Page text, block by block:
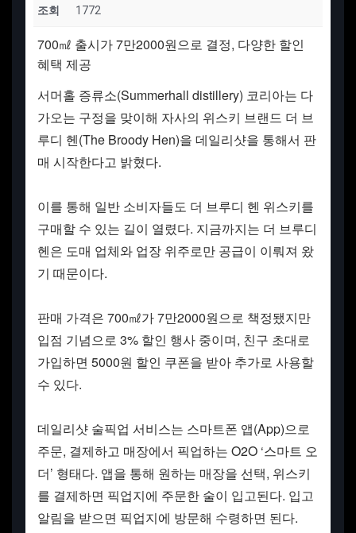
조회 1772
700㎖ 출시가 7만2000원으로 결정, 다양한 할인
혜택 제공
서머홀 증류소(Summerhall distillery) 코리아는 다
가오는 구정을 맞이해 자사의 위스키 브랜드 더 브
루디 헨(The Broody Hen)을 데일리샷을 통해서 판
매 시작한다고 밝혔다.
이를 통해 일반 소비자들도 더 브루디 헨 위스키를
구매할 수 있는 길이 열렸다. 지금까지는 더 브루디
헨은 도매 업체와 업장 위주로만 공급이 이뤄져 왔
기 때문이다.
판매 가격은 700㎖가 7만2000원으로 책정됐지만
입점 기념으로 3% 할인 행사 중이며, 친구 초대로
가입하면 5000원 할인 쿠폰을 받아 추가로 사용할
수 있다.
데일리샷 술픽업 서비스는 스마트폰 앱(App)으로
주문, 결제하고 매장에서 픽업하는 O2O ‘스마트 오
더’ 형태다. 앱을 통해 원하는 매장을 선택, 위스키
를 결제하면 픽업지에 주문한 술이 입고된다. 입고
알림을 받으면 픽업지에 방문해 수령하면 된다.